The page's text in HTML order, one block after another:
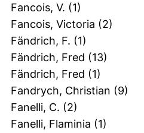
Fancois, V. (1)
Fancois, Victoria (2)
Fändrich, F. (1)
Fändrich, Fred (13)
Fändrich, Fred (1)
Fandrych, Christian (9)
Fanelli, C. (2)
Fanelli, Flaminia (1)